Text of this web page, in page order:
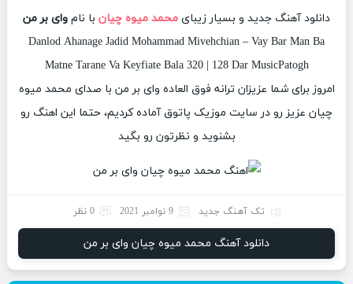
دانلود آهنگ جدید و بسیار زیبای محمد میوه چیان با نام وای بر من
Danlod Ahanage Jadid Mohammad Mivehchian – Vay Bar Man Ba
Matne Tarane Va Keyfiate Bala 320 | 128 Dar MusicPatogh
امروز برای شما عزیزان ترانه فوق العاده وای بر من با صدای محمد میوه
چیان عزیز رو در سایت موزیک پاتوق آماده کردیم، حتما این اهنگ رو
بشنوید و نظرتون رو بگید
تک آهنگ جدید 9 نوامبر 2021 0 نظر
دانلود آهنگ محمد میوه چیان وای بر من